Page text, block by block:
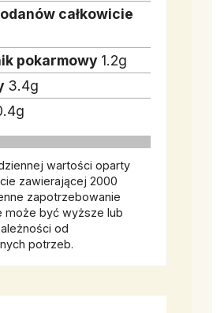
całkowicie
pokarmowy 1.2g
3.4g
g
wartości oparty
zawierającej 2000
zapotrzebowanie
może być wyższe lub
od
potrzeb.